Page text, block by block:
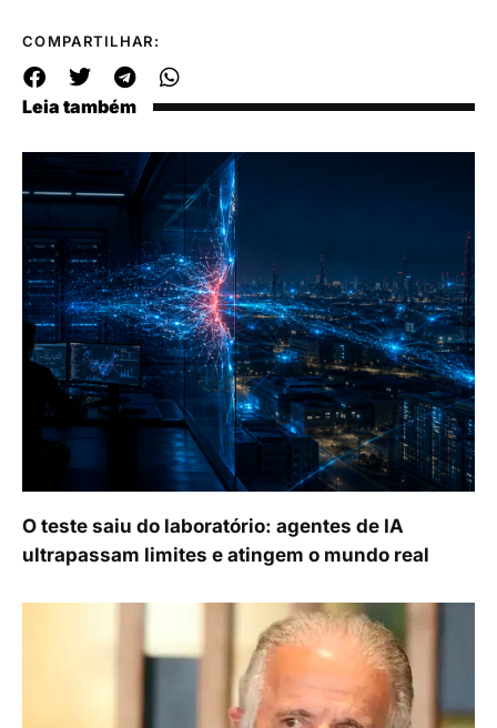
COMPARTILHAR:
Leia também
O teste saiu do laboratório: agentes de IA
ultrapassam limites e atingem o mundo real